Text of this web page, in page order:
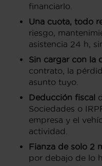
financiarlo.
Una cuota, todo
riesgo,
asistencia 24 h,
Sin cargar con la
contrato, la
asunto tuyo.
Deducción fiscal
Sociedades o
empresa y el
actividad.
Fianza de solo 2
por debajo de lo